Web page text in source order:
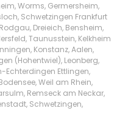
Worms, Germersheim,
Schwetzingen Frankfurt
Dreieich, Bensheim,
Taunusstein, Kelkheim
Konstanz, Aalen,
(Hohentwiel), Leonberg,
Echterdingen Ettlingen,
Weil am Rhein,
Remseck am Neckar,
Schwetzingen,